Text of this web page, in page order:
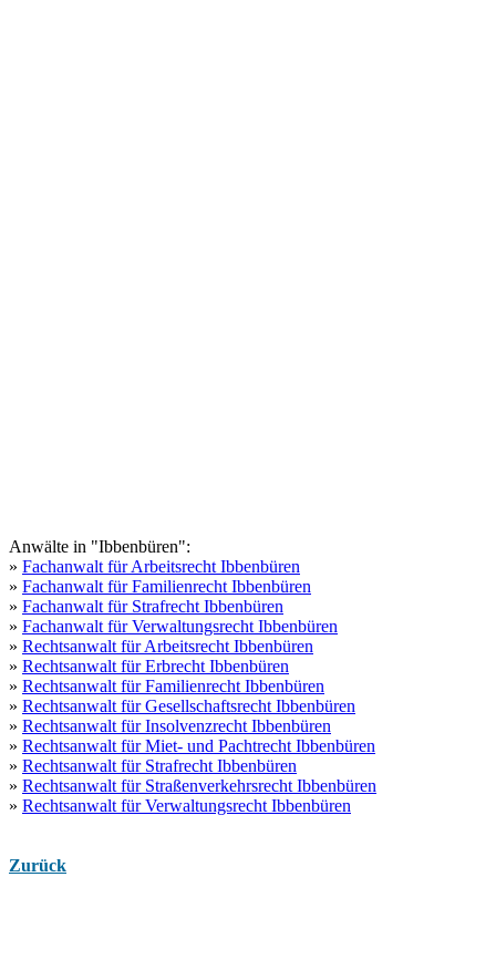
Anwälte in "Ibbenbüren":
» Fachanwalt für Arbeitsrecht Ibbenbüren
» Fachanwalt für Familienrecht Ibbenbüren
» Fachanwalt für Strafrecht Ibbenbüren
» Fachanwalt für Verwaltungsrecht Ibbenbüren
» Rechtsanwalt für Arbeitsrecht Ibbenbüren
» Rechtsanwalt für Erbrecht Ibbenbüren
» Rechtsanwalt für Familienrecht Ibbenbüren
» Rechtsanwalt für Gesellschaftsrecht Ibbenbüren
» Rechtsanwalt für Insolvenzrecht Ibbenbüren
» Rechtsanwalt für Miet- und Pachtrecht Ibbenbüren
» Rechtsanwalt für Strafrecht Ibbenbüren
» Rechtsanwalt für Straßenverkehrsrecht Ibbenbüren
» Rechtsanwalt für Verwaltungsrecht Ibbenbüren
Zurück